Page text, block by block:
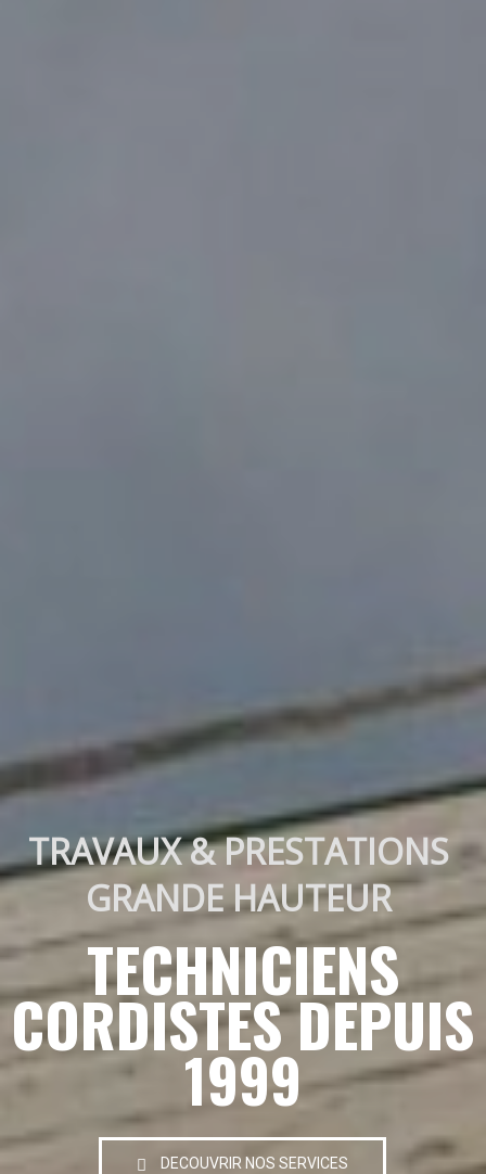
TRAVAUX & PRESTATIONS
GRANDE HAUTEUR
TECHNICIENS
CORDISTES DEPUIS
1999
DECOUVRIR NOS SERVICES